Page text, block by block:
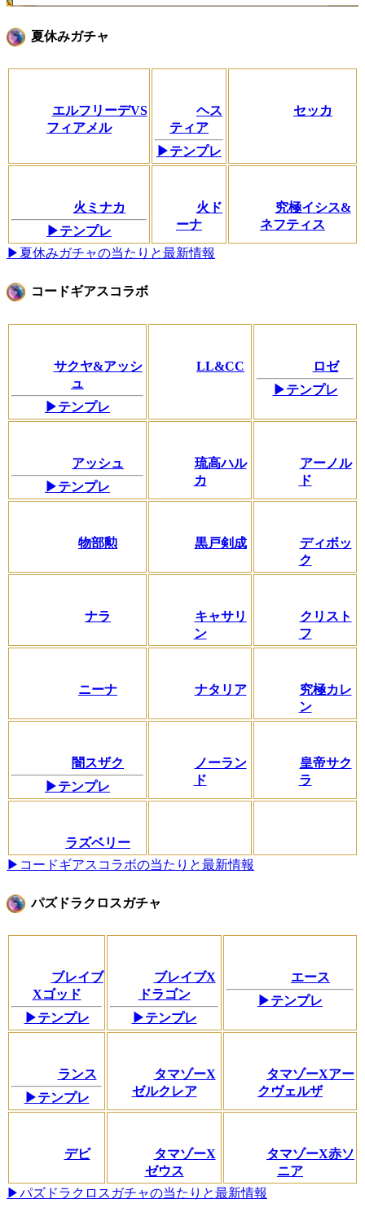
夏休みガチャ
エルフリーデVS
フィアメル
ヘス
ティア
▶テンプレ
セッカ
火ミナカ
▶テンプレ
火ド
ーナ
究極イシス&
ネフティス
▶夏休みガチャの当たりと最新情報
コードギアスコラボ
サクヤ&アッシ
ュ
▶テンプレ
LL&CC
ロゼ
▶テンプレ
アッシュ
▶テンプレ
琉高ハル
カ
アーノル
ド
物部勲 黒戸剣成
ディボッ
ク
ナラ
キャサリ
ン
クリスト
フ
ニーナ ナタリア
究極カレ
ン
闇スザク
▶テンプレ
ノーラン
ド
皇帝サク
ラ
ラズベリー
▶コードギアスコラボの当たりと最新情報
パズドラクロスガチャ
ブレイブ
Xゴッド
▶テンプレ
ブレイブX
ドラゴン
▶テンプレ
エース
▶テンプレ
ランス
▶テンプレ
タマゾーX
ゼルクレア
タマゾーXアー
クヴェルザ
デビ
タマゾーX
ゼウス
タマゾーX赤ソ
ニア
▶パズドラクロスガチャの当たりと最新情報